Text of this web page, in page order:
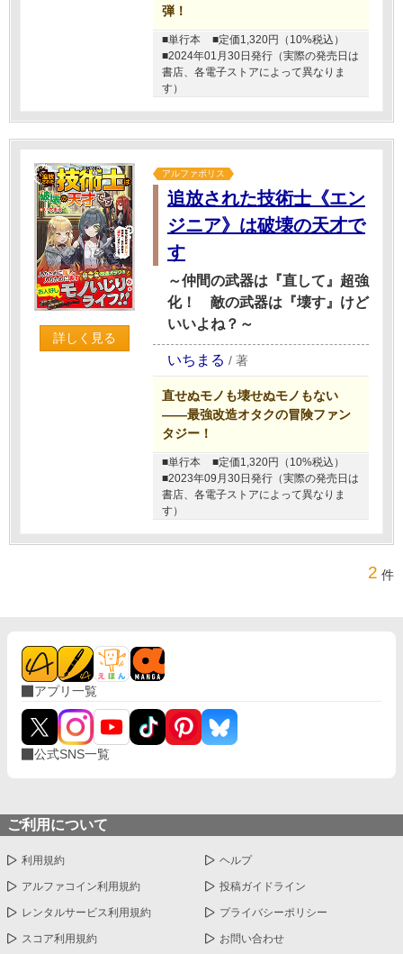
弾！
■単行本
■定価1,320円（10%税込）
■2024年01月30日発行（実際の発売日は
書店、各電子ストアによって異なりま
す）
詳しく見る
アルファポリス
追放された技術士《エン
ジニア》は破壊の天才で
す
～仲間の武器は『直して』超強
化！ 敵の武器は『壊す』けど
いいよね？～
いちまる / 著
直せぬモノも壊せぬモノもない
――最強改造オタクの冒険ファン
タジー！
■単行本
■定価1,320円（10%税込）
■2023年09月30日発行（実際の発売日は
書店、各電子ストアによって異なりま
す）
2 件
アプリ一覧
公式SNS一覧
ご利用について
利用規約 ヘルプ
アルファコイン利用規約 投稿ガイドライン
レンタルサービス利用規約 プライバシーポリシー
スコア利用規約 お問い合わせ